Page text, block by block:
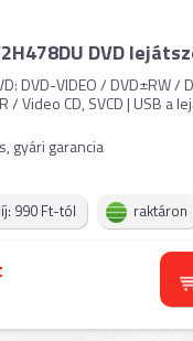
DVD
DVD-VIDEO / DVD±RW /
/ Video CD, SVCD | USB a
gyári garancia
990 Ft-tól raktáron